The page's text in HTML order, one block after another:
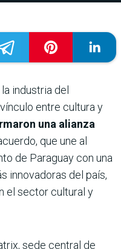
industria del
entre cultura y
una alianza
que une al
de Paraguay con una
innovadoras del país,
el sector cultural y
sede central de